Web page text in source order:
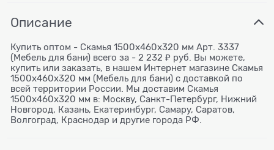
Описание
Купить оптом - Скамья 1500х460х320 мм Арт. 3337
(Мебель для бани) всего за - 2 232 ₽ руб. Вы можете,
купить или заказать, в нашем Интернет магазине Скамья
1500х460х320 мм (Мебель для бани) с доставкой по
всей территории России. Мы доставим Скамья
1500х460х320 мм в: Москву, Санкт-Петербург, Нижний
Новгород, Казань, Екатеринбург, Самару, Саратов,
Волгоград, Краснодар и другие города РФ.